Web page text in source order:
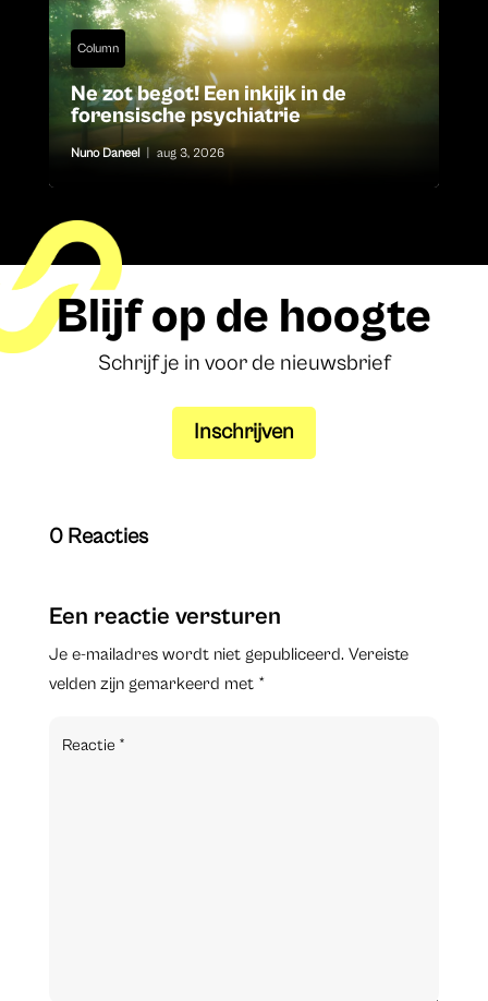
Column
Ne zot begot! Een inkijk in de
forensische psychiatrie
Nuno Daneel aug 3, 2026
Blijf op de hoogte
Schrijf je in voor de nieuwsbrief
Inschrijven
0 Reacties
Een reactie versturen
Je e-mailadres wordt niet gepubliceerd. Vereiste
velden zijn gemarkeerd met *